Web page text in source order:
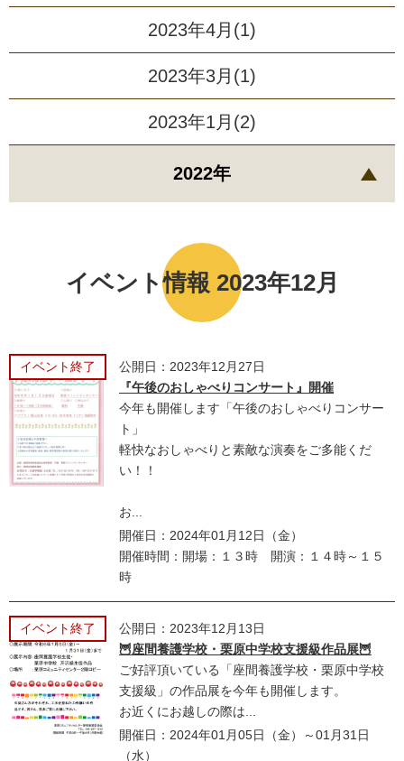
イベント情報 2023年12月
イベント終了
公開日：2023年12月27日
『午後のおしゃべりコンサート』開催
今年も開催します「午後のおしゃべりコンサー
ト」
軽快なおしゃべりと素敵な演奏をご多能くだ
い！！
お...
開催日：2024年01月12日（金）
開催時間：開場：１３時 開演：１４時～１５
時
イベント終了
公開日：2023年12月13日
🦉座間養護学校・栗原中学校支援級作品展🦉
ご好評頂いている「座間養護学校・栗原中学校
支援級」の作品展を今年も開催します。
お近くにお越しの際は...
開催日：2024年01月05日（金）～01月31日
（水）
2023年4月(1)
2023年3月(1)
2023年1月(2)
2022年